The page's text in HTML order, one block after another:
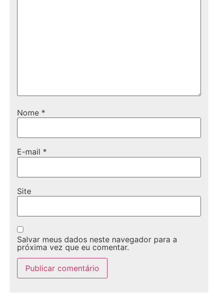
Nome *
E-mail *
Site
Salvar meus dados neste navegador para a
próxima vez que eu comentar.